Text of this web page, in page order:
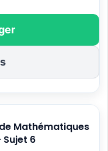
Mathématiques
Sujet 6